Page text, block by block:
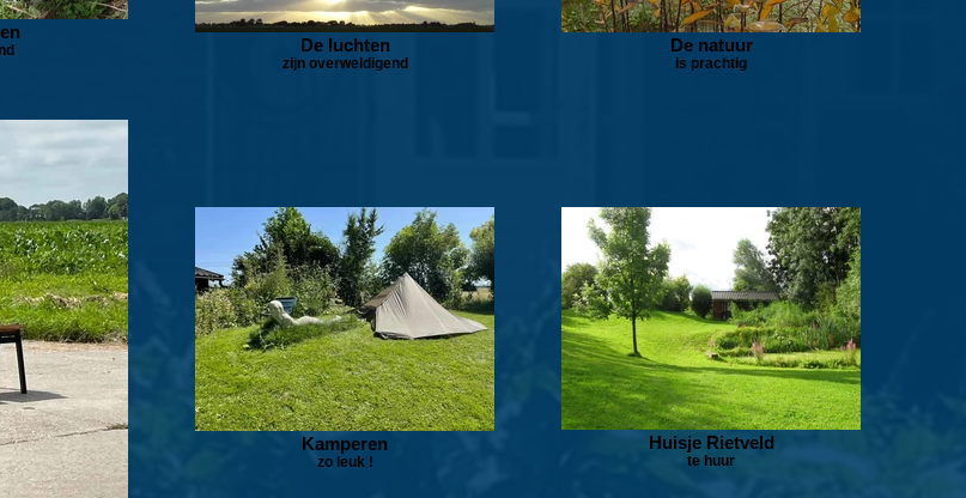
De luchten
zijn overweldigend
De natuur
is prachtig
Kamperen
zo leuk !
Huisje Rietveld
te huur